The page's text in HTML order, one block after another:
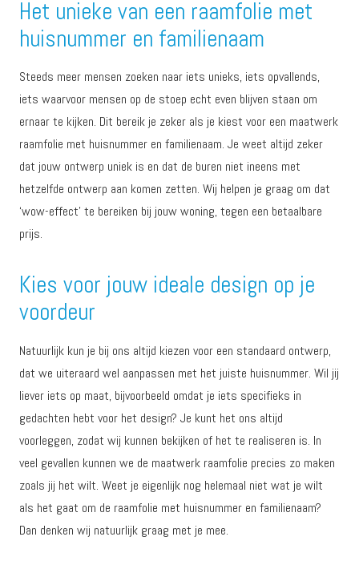
Het unieke van een raamfolie met
huisnummer en familienaam
Steeds meer mensen zoeken naar iets unieks, iets opvallends,
iets waarvoor mensen op de stoep echt even blijven staan om
ernaar te kijken. Dit bereik je zeker als je kiest voor een maatwerk
raamfolie met huisnummer en familienaam. Je weet altijd zeker
dat jouw ontwerp uniek is en dat de buren niet ineens met
hetzelfde ontwerp aan komen zetten. Wij helpen je graag om dat
‘wow-effect’ te bereiken bij jouw woning, tegen een betaalbare
prijs.
Kies voor jouw ideale design op je
voordeur
Natuurlijk kun je bij ons altijd kiezen voor een standaard ontwerp,
dat we uiteraard wel aanpassen met het juiste huisnummer. Wil jij
liever iets op maat, bijvoorbeeld omdat je iets specifieks in
gedachten hebt voor het design? Je kunt het ons altijd
voorleggen, zodat wij kunnen bekijken of het te realiseren is. In
veel gevallen kunnen we de maatwerk raamfolie precies zo maken
zoals jij het wilt. Weet je eigenlijk nog helemaal niet wat je wilt
als het gaat om de raamfolie met huisnummer en familienaam?
Dan denken wij natuurlijk graag met je mee.